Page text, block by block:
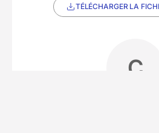
TÉLÉCHARGER LA
C